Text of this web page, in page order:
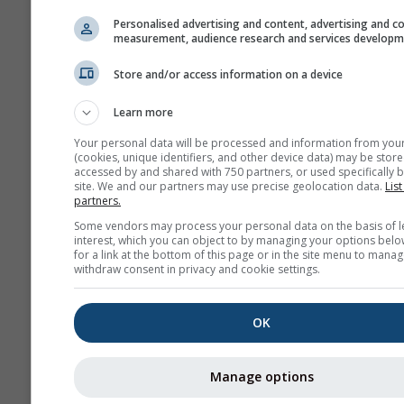
Wygląd
Tło
Z obrazem tła
Z kolorem tła
Bez tła: jasny tekst
Więcej danych
Personalised advertising and content, advertising and
measurement, audience research and services
Store and/or access information on a device
Learn more
Your personal data will be processed and information from
(cookies, unique identifiers, and other device data) may be
accessed by and shared with 750 partners, or used specifically
site. We and our partners may use precise geolocation data.
partners.
Some vendors may process your personal data on the basis of
interest, which you can object to by managing your options
for a link at the bottom of this page or in the site menu to
withdraw consent in privacy and cookie settings.
OK
Manage options